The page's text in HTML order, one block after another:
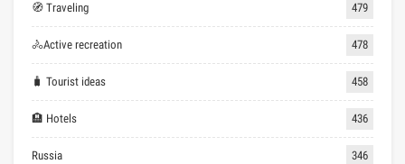
🧭 Traveling 479
🚴Active recreation 478
🧳 Tourist ideas 458
🏨 Hotels 436
Russia 346